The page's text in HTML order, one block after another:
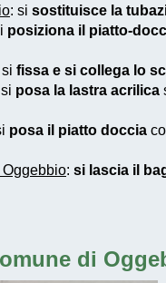
: si sostituisce la
posiziona il piatto-
si fissa e si collega lo
posa la lastra acrilica
posa il piatto doccia
: si lascia il
di